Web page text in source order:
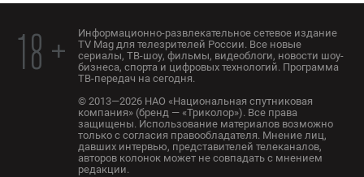
18 +
Информационно-развлекательное сетевое издание
TV Mag для телезрителей России. Все новые
сериалы, ТВ-шоу, фильмы, видеоблоги, новости шоу-
бизнеса, спорта и цифровых технологий. Программа
ТВ-передач на сегодня.
© 2013—2026 НАО «Национальная спутниковая
компания» (бренд — «Триколор»). Все права
защищены. Использование материалов возможно
только с согласия правообладателя. Мнение лиц,
давших интервью, представителей телеканалов,
авторов колонок может не совпадать с мнением
редакции.